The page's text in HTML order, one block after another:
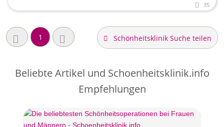
35
1 Schönheitsklinik Suche teilen
Beliebte Artikel und Schoenheitsklinik.info
Empfehlungen